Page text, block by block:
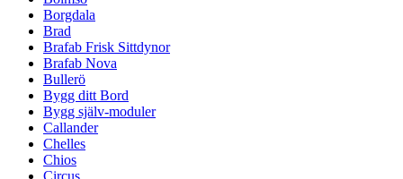
Borgdala
Brad
Brafab Frisk Sittdynor
Brafab Nova
Bullerö
Bygg ditt Bord
Bygg själv-moduler
Callander
Chelles
Chios
Circus